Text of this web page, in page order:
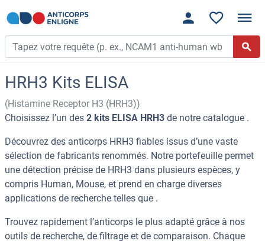
HRH3 Kits ELISA
(Histamine Receptor H3 (HRH3))
Choisissez l’un des 2 kits ELISA HRH3 de notre catalogue .
Découvrez des anticorps HRH3 fiables issus d’une vaste
sélection de fabricants renommés. Notre portefeuille permet
une détection précise de HRH3 dans plusieurs espèces, y
compris Human, Mouse, et prend en charge diverses
applications de recherche telles que .
Trouvez rapidement l’anticorps le plus adapté grâce à nos
outils de recherche, de filtrage et de comparaison. Chaque